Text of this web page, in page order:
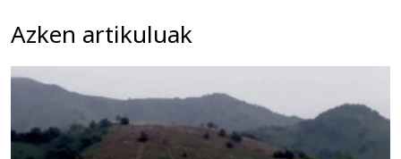
Azken artikuluak